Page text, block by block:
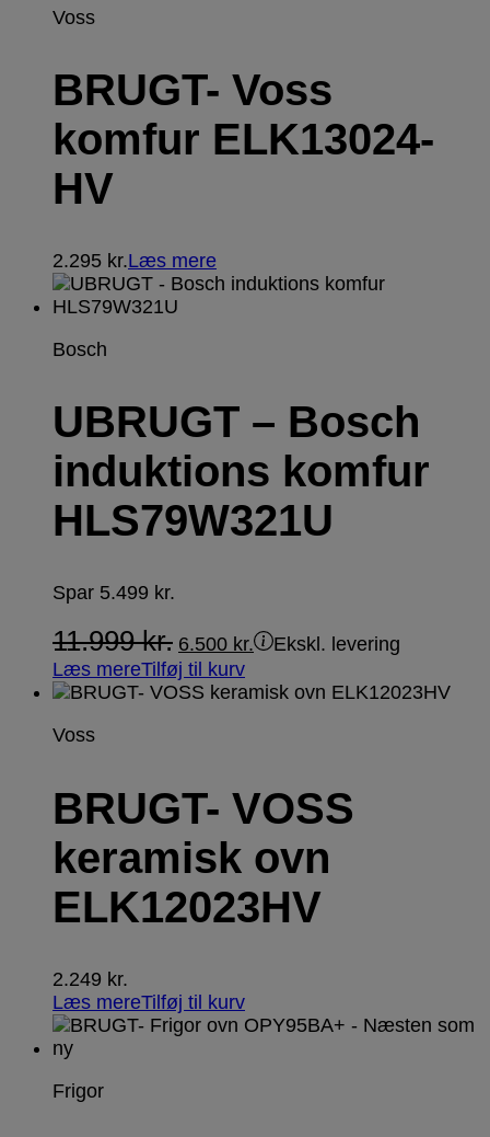
Voss
BRUGT- Voss
komfur ELK13024-
HV
2.295 kr.Læs mere
Bosch
UBRUGT – Bosch
induktions komfur
HLS79W321U
Spar 5.499 kr.
11.999kr. 6.500 kr.
Ekskl. levering
Læs mereTilføj til kurv
Voss
BRUGT- VOSS
keramisk ovn
ELK12023HV
2.249 kr.
Læs mereTilføj til kurv
Frigor